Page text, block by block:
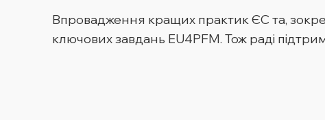
Впровадження кращих практик ЄС та,
ключових завдань EU4PFM. Тож раді